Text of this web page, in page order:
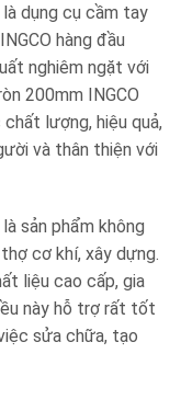
là dụng cụ cầm tay
hàng đầu
nghiêm ngặt với
200mm INGCO
lượng, hiệu quả,
và thân thiện với
sản phẩm không
cơ khí, xây dựng.
liệu cao cấp, gia
này hỗ trợ rất tốt
sửa chữa, tạo